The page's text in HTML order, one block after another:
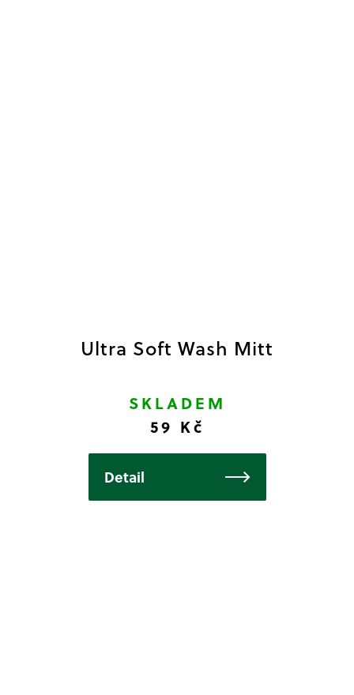
Ultra Soft Wash Mitt
SKLADEM
59 Kč
Detail